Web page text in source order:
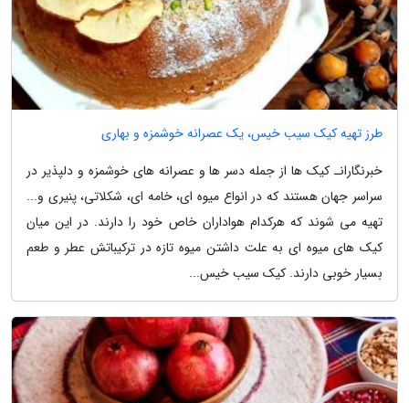
طرز تهیه کیک سیب خیس، یک عصرانه خوشمزه و بهاری
خبرنگارانـ کیک ها از جمله دسر ها و عصرانه های خوشمزه و دلپذیر در
سراسر جهان هستند که در انواع میوه ای، خامه ای، شکلاتی، پنیری و...
تهیه می شوند که هرکدام هواداران خاص خود را دارند. در این میان
کیک های میوه ای به علت داشتن میوه تازه در ترکیباتش عطر و طعم
بسیار خوبی دارند. کیک سیب خیس...